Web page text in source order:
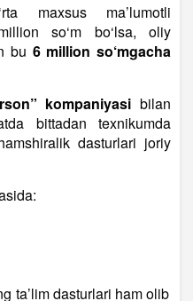
maxsus ma’lumotli
so‘m bo‘lsa, oliy
bu 6 million so‘mgacha
kompaniyasi bilan
bittadan texnikumda
dasturlari joriy
ta’lim dasturlari ham olib